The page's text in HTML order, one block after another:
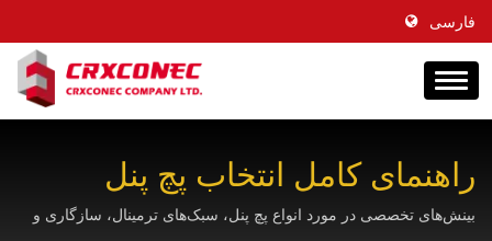
فارسی
راهنمای کامل انتخاب پچ پنل
مناسب برای شبکه اترنت شما
بینش‌های تخصصی در مورد انواع پچ پنل، سبک‌های ترمینال، سازگاری و